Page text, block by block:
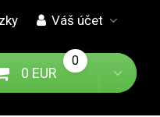
Váš účet
Prejsť na košík
0 EUR
0